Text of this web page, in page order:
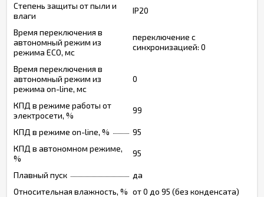
Степень защиты от пыли и
влаги
IP20
Время переключения в
автономный режим из
режима ECO, мс
переключение с
синхронизацией: 0
Время переключения в
автономный режим из
режима on-line, мс
0
КПД в режиме работы от
электросети, %
99
КПД в режиме on-line, %
95
КПД в автономном режиме,
%
95
Плавный пуск
да
Относительная влажность, % от 0 до 95 (без конденсата)